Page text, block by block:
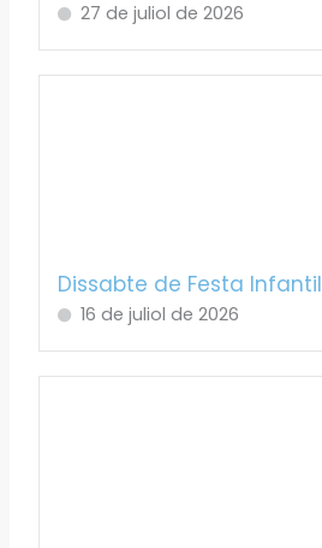
27 de juliol de 2026
Dissabte de Festa Infantil
16 de juliol de 2026